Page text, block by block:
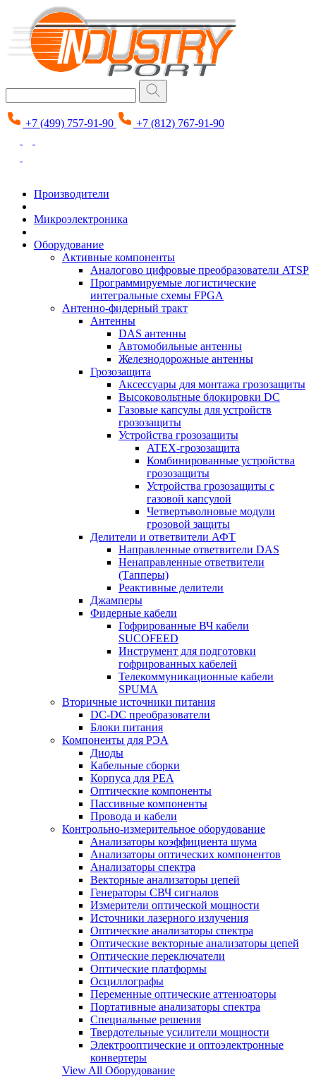
+7 (499) 757-91-90 +7 (812) 767-91-90
Производители
Микроэлектроника
Оборудование
Активные компоненты
Аналогово цифровые преобразователи ATSP
Программируемые логистические
интегральные схемы FPGA
Антенно-фидерный тракт
Антенны
DAS антенны
Автомобильные антенны
Железнодорожные антенны
Грозозащита
Аксессуары для монтажа грозозащиты
Высоковольтные блокировки DC
Газовые капсулы для устройств
грозозащиты
Устройства грозозащиты
ATEX-грозозащита
Комбинированные устройства
грозозащиты
Устройства грозозащиты с
газовой капсулой
Четвертьволновые модули
грозовой защиты
Делители и ответвители АФТ
Направленные ответвители DAS
Ненаправленные ответвители
(Тапперы)
Реактивные делители
Джамперы
Фидерные кабели
Гофрированные ВЧ кабели
SUCOFEED
Инструмент для подготовки
гофрированных кабелей
Телекоммуникационные кабели
SPUMA
Вторичные источники питания
DC-DC преобразователи
Блоки питания
Компоненты для РЭА
Диоды
Кабельные сборки
Корпуса для РЕА
Оптические компоненты
Пассивные компоненты
Провода и кабели
Контрольно-измерительное оборудование
Анализаторы коэффициента шума
Анализаторы оптических компонентов
Анализаторы спектра
Векторные анализаторы цепей
Генераторы СВЧ сигналов
Измерители оптической мощности
Источники лазерного излучения
Оптические анализаторы спектра
Оптические векторные анализаторы цепей
Оптические переключатели
Оптические платформы
Осциллографы
Переменные оптические аттенюаторы
Портативные анализаторы спектра
Специальные решения
Твердотельные усилители мощности
Электрооптические и оптоэлектронные
конвертеры
View All Оборудование